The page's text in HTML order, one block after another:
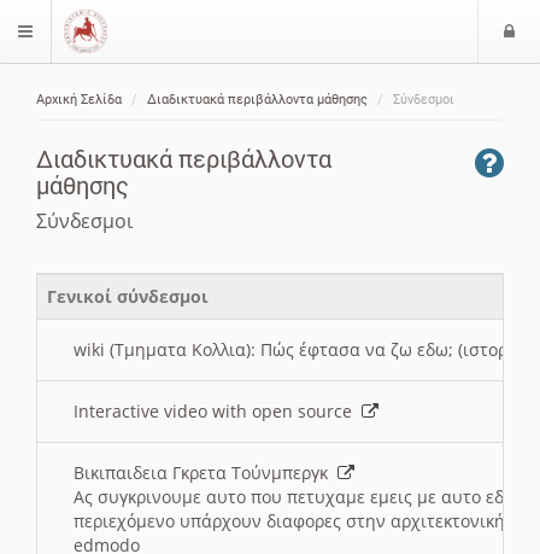
$langMenu
Αρχική Σελίδα Διαδικτυακά περιβάλλοντα μάθησης Σύνδεσμοι
Διαδικτυακά περιβάλλοντα
μάθησης
Σύνδεσμοι
Γενικοί σύνδεσμοι
wiki (Τμηματα Κολλια): Πώς έφτασα να ζω εδω; (ιστορια)
Interactive video with open source
Βικιπαιδεια Γκρετα Τούνμπεργκ
Ας συγκρινουμε αυτο που πετυχαμε εμεις με αυτο εδω
περιεχόμενο υπάρχουν διαφορες στην αρχιτεκτονική
edmodo